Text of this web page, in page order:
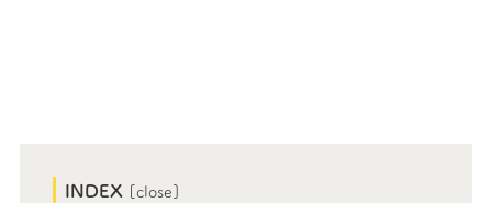
INDEX [close]